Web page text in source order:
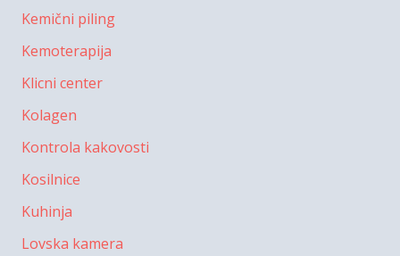
Kemični piling
Kemoterapija
Klicni center
Kolagen
Kontrola kakovosti
Kosilnice
Kuhinja
Lovska kamera